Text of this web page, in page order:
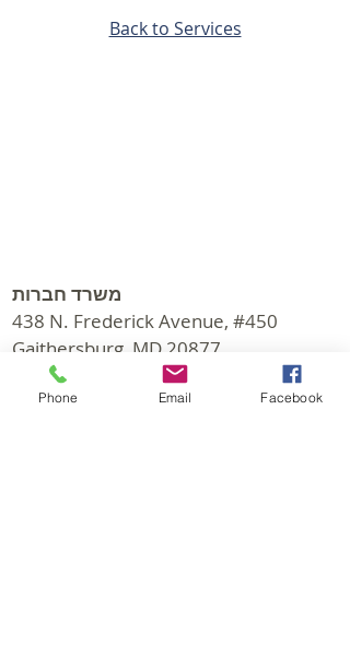
Back to Services
משרד חברות
438 N. Frederick Avenue, #450
Gaithersburg, MD 20877
לקבל הוראות
Phone Email Facebook